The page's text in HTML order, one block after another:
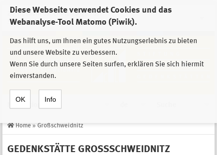
Diese Webseite verwendet Cookies und das
Webanalyse-Tool Matomo (Piwik).
Das hilft uns, um Ihnen ein gutes Nutzungserlebnis zu bieten
und unsere Website zu verbessern.
Wenn Sie durch unsere Seiten surfen, erklären Sie sich hiermit
einverstanden.
OK Info
Zur Auswahl der Einrichtungen der
Stiftung Sächsische Gedenkstätten
Home » Großschweidnitz
GEDENKSTÄTTE GROSSSCHWEIDNITZ